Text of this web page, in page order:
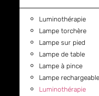
Luminothérapie
Lampe torchère
Lampe sur pied
Lampe de table
Lampe à pince
Lampe rechargeable
Luminothérapie